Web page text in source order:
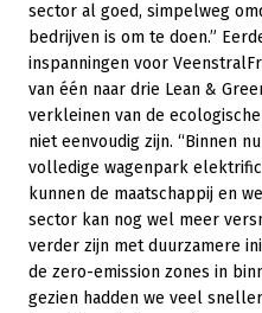
sector al goed, simpelweg
bedrijven is om te doen.”
inspanningen voor
van één naar drie Lean &
verkleinen van de
niet eenvoudig zijn. “Binnen
volledige wagenpark
kunnen de maatschappij en
sector kan nog wel meer
verder zijn met duurzamere
de zero-emission zones in
gezien hadden we veel